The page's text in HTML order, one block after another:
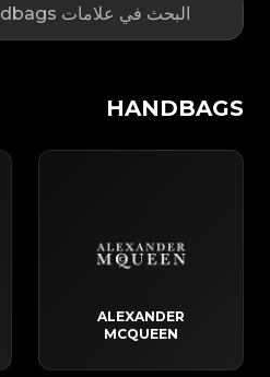
HANDBAGS
ALEXANDER
MCQUEEN